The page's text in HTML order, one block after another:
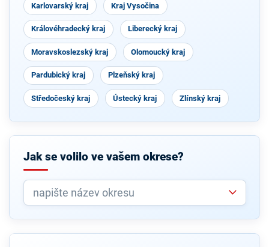
Karlovarský kraj Kraj Vysočina
Královéhradecký kraj Liberecký kraj
Moravskoslezský kraj Olomoucký kraj
Pardubický kraj Plzeňský kraj
Středočeský kraj Ústecký kraj Zlínský kraj
Jak se volilo ve vašem okrese?